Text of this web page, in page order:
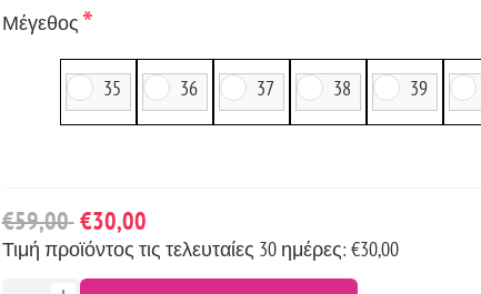
Μέγεθος *
35 36 37 38 39
€59,00 €30,00
Τιμή προϊόντος τις τελευταίες 30 ημέρες: €30,00